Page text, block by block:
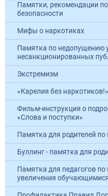
Памятки, рекомендации
безопасности
Мифы о наркотиках
Памятка по недопущению
несанкционированных
Экстремизм
«Карелия без наркотиков!»
Фильм-инструкция о
«Слова и поступки»
Памятка для родителей
Буллинг - памятка для
Памятка для педагогов
увеличения